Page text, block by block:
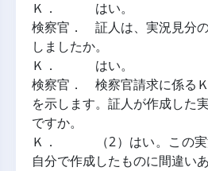
Ｋ．   はい。
検察官． 証人は、実況見分
しましたか。
Ｋ．   はい。
検察官． 検察官請求に係る
を示します。証人が作成した
ですか。
Ｋ．   （2）はい。この実
自分で作成したものに間違いあ